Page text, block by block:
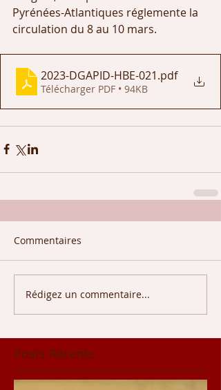
Pyrénées-Atlantiques réglemente la
circulation du 8 au 10 mars.
2023-DGAPID-HBE-021.pdf
Télécharger PDF • 94KB
Commentaires
Rédigez un commentaire...
Posts Récents